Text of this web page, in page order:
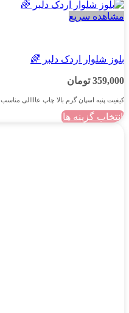
مشاهده سریع
بلوز شلوار اردک دلبر 🌈
359,000 تومان
کیفیت پنبه اسپان گرم بالا چاپ عاااالی مناسب 2 تا 7 ساله
انتخاب گزینه ها